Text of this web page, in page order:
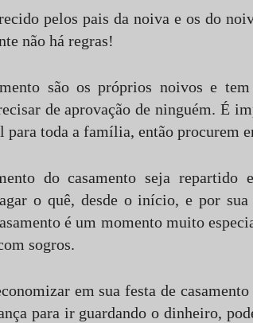
pelos pais da noiva e os do
não há regras!
são os próprios noivos e
de aprovação de ninguém. É
para toda a família, então procurem
do casamento seja repartido
o quê, desde o início, e por
é um momento muito
sogros.
em sua festa de
para ir guardando o dinheiro,